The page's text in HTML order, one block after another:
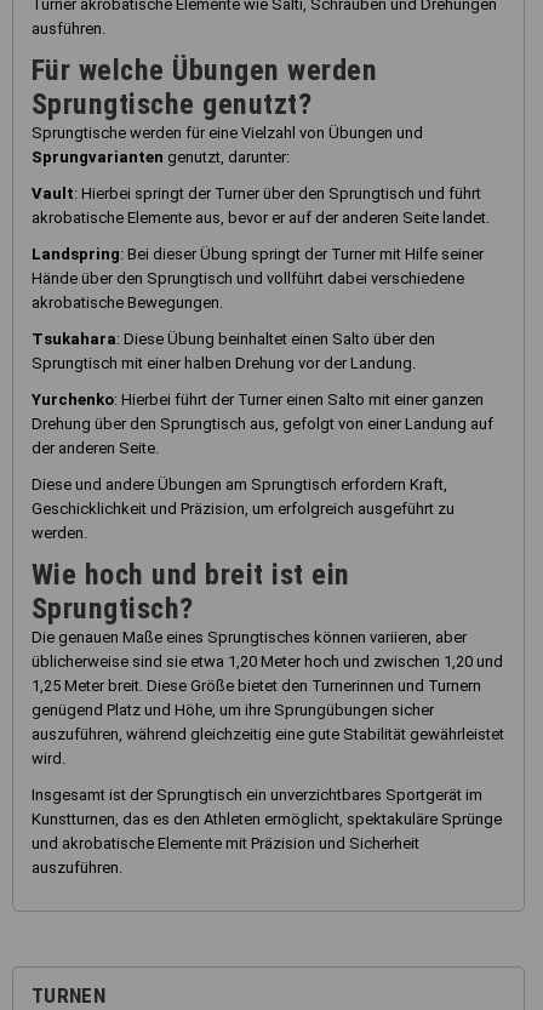
TURNEN
Turner akrobatische Elemente wie Salti, Schrauben und Drehungen
ausführen.
Für welche Übungen werden
Sprungtische genutzt?
Sprungtische werden für eine Vielzahl von Übungen und
Sprungvarianten genutzt, darunter:
Vault: Hierbei springt der Turner über den Sprungtisch und führt
akrobatische Elemente aus, bevor er auf der anderen Seite landet.
Landspring: Bei dieser Übung springt der Turner mit Hilfe seiner
Hände über den Sprungtisch und vollführt dabei verschiedene
akrobatische Bewegungen.
Tsukahara: Diese Übung beinhaltet einen Salto über den
Sprungtisch mit einer halben Drehung vor der Landung.
Yurchenko: Hierbei führt der Turner einen Salto mit einer ganzen
Drehung über den Sprungtisch aus, gefolgt von einer Landung auf
der anderen Seite.
Diese und andere Übungen am Sprungtisch erfordern Kraft,
Geschicklichkeit und Präzision, um erfolgreich ausgeführt zu
werden.
Wie hoch und breit ist ein
Sprungtisch?
Die genauen Maße eines Sprungtisches können variieren, aber
üblicherweise sind sie etwa 1,20 Meter hoch und zwischen 1,20 und
1,25 Meter breit. Diese Größe bietet den Turnerinnen und Turnern
genügend Platz und Höhe, um ihre Sprungübungen sicher
auszuführen, während gleichzeitig eine gute Stabilität gewährleistet
wird.
Insgesamt ist der Sprungtisch ein unverzichtbares Sportgerät im
Kunstturnen, das es den Athleten ermöglicht, spektakuläre Sprünge
und akrobatische Elemente mit Präzision und Sicherheit
auszuführen.